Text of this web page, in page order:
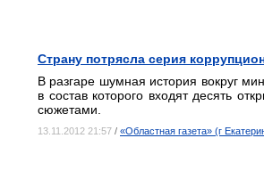
Страну потрясла серия
В разгаре шумная история вокруг
в состав которого входят десять
сюжетами.
13.11.2012 21:57 / «Областная газета» (г